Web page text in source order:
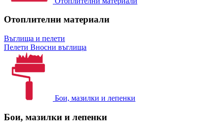
Отоплителни материали
Въглища и пелети
Пелети Вносни въглища
Бои, мазилки и лепенки
Бои, мазилки и лепенки